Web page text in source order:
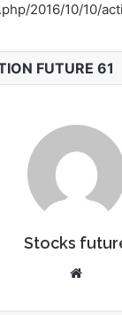
2016/10/10/
FUTURE 61
Stocks